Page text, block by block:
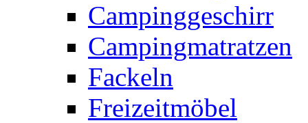
Campinggeschirr
Campingmatratzen
Fackeln
Freizeitmöbel